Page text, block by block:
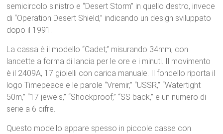
semicircolo sinistro e “Desert Storm” in quello destro, invece
di “Operation Desert Shield,” indicando un design sviluppato
dopo il 1991.
La cassa è il modello “Cadet,” misurando 34mm, con
lancette a forma di lancia per le ore e i minuti. Il movimento
è il 2409A, 17 gioielli con carica manuale. Il fondello riporta il
logo Timepeace e le parole “Vremir,” “USSR,” “Watertight
50m,” “17 jewels,” “Shockproof,” “SS back,” e un numero di
serie a 6 cifre.
Questo modello appare spesso in piccole casse con